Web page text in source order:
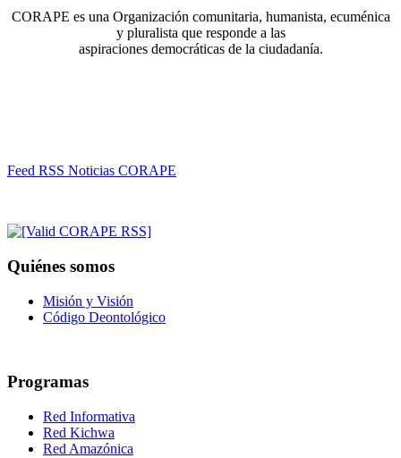
CORAPE es una Organización comunitaria, humanista, ecuménica
y pluralista que responde a las
aspiraciones democráticas de la ciudadanía.
Feed RSS Noticias CORAPE
Quiénes somos
Misión y Visión
Código Deontológico
Programas
Red Informativa
Red Kichwa
Red Amazónica